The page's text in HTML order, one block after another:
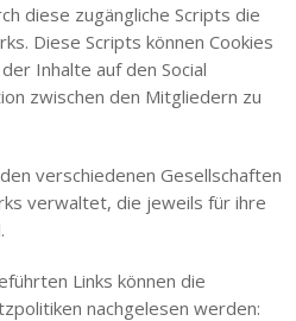
diese zugängliche Scripts die
Diese Scripts können Cookies
Inhalte auf den Social
zwischen den Mitgliedern zu
verschiedenen Gesellschaften
verwaltet, die jeweils für ihre
Links können die
nachgelesen werden: